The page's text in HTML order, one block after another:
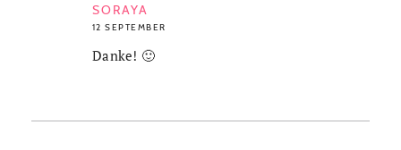
SORAYA
12 SEPTEMBER
Danke! 🙂